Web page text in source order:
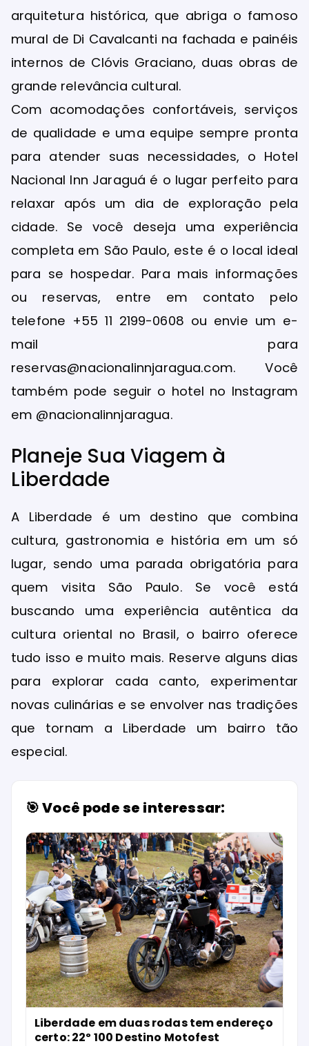
arquitetura histórica, que abriga o famoso
mural de Di Cavalcanti na fachada e painéis
internos de Clóvis Graciano, duas obras de
grande relevância cultural.
Com acomodações confortáveis, serviços
de qualidade e uma equipe sempre pronta
para atender suas necessidades, o Hotel
Nacional Inn Jaraguá é o lugar perfeito para
relaxar após um dia de exploração pela
cidade. Se você deseja uma experiência
completa em São Paulo, este é o local ideal
para se hospedar. Para mais informações
ou reservas, entre em contato pelo
telefone +55 11 2199-0608 ou envie um e-
mail para
reservas@nacionalinnjaragua.com. Você
também pode seguir o hotel no Instagram
em @nacionalinnjaragua.
Planeje Sua Viagem à
Liberdade
A Liberdade é um destino que combina
cultura, gastronomia e história em um só
lugar, sendo uma parada obrigatória para
quem visita São Paulo. Se você está
buscando uma experiência autêntica da
cultura oriental no Brasil, o bairro oferece
tudo isso e muito mais. Reserve alguns dias
para explorar cada canto, experimentar
novas culinárias e se envolver nas tradições
que tornam a Liberdade um bairro tão
especial.
🎯 Você pode se interessar:
Liberdade em duas rodas tem endereço
certo: 22º 100 Destino Motofest